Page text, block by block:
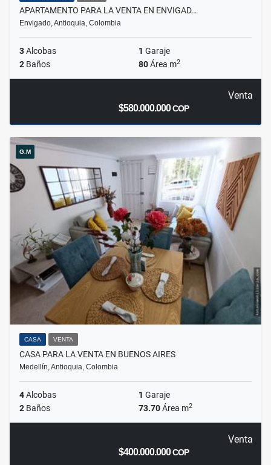
APARTAMENTO PARA LA VENTA EN ENVIGAD…
Envigado, Antioquia, Colombia
3Alcobas 1 Garaje
2 Baños 80Área m2
Venta
$580.000.000COP
G.M
CASA VENTA
CASA PARA LA VENTA EN BUENOS AIRES
Medellín, Antioquia, Colombia
4Alcobas 1 Garaje
2 Baños 73.70Área m2
Venta
$400.000.000COP